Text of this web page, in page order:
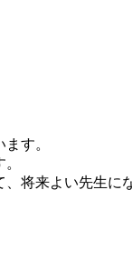
す。
将来よい先生に